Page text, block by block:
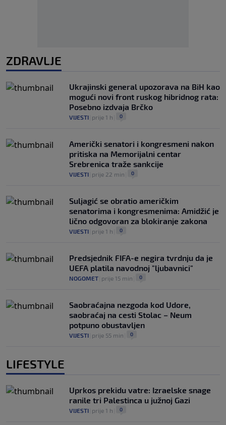
ZDRAVLJE
Ukrajinski general upozorava na BiH kao
mogući novi front ruskog hibridnog rata:
Posebno izdvaja Brčko
VIJESTI prije 1 h 0
Američki senatori i kongresmeni nakon
pritiska na Memorijalni centar
Srebrenica traže sankcije
VIJESTI prije 22 min 0
Suljagić se obratio američkim
senatorima i kongresmenima: Amidžić je
lično odgovoran za blokiranje zakona
VIJESTI prije 1 h 0
Predsjednik FIFA-e negira tvrdnju da je
UEFA platila navodnoj "ljubavnici"
NOGOMET prije 15 min 0
Saobraćajna nezgoda kod Udore,
saobraćaj na cesti Stolac – Neum
potpuno obustavljen
VIJESTI prije 55 min 0
LIFESTYLE
Uprkos prekidu vatre: Izraelske snage
ranile tri Palestinca u južnoj Gazi
VIJESTI prije 1 h 0